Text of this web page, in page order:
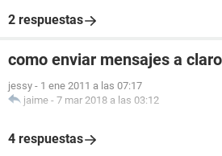
2 respuestas
como enviar mensajes a
jessy - 1 ene 2011 a las 07:17
jaime - 7 mar 2018 a las 03:12
4 respuestas